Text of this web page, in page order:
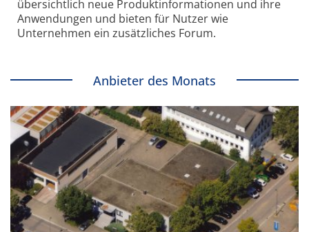
übersichtlich neue Produkt­informationen und ihre
Anwendungen und bieten für Nutzer wie
Unternehmen ein zusätzliches Forum.
Anbieter des Monats